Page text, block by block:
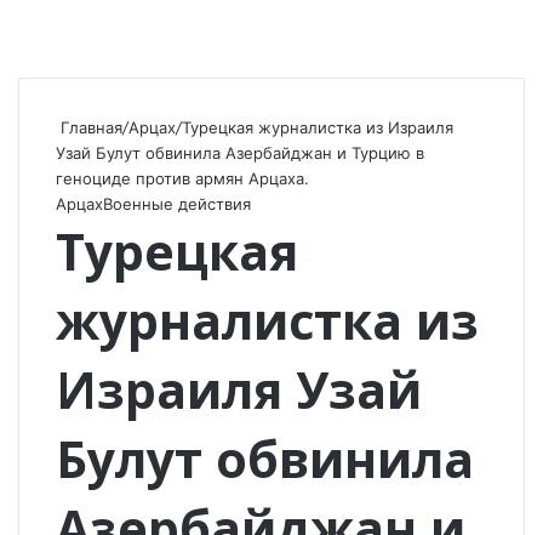
Главная/Арцах/Турецкая журналистка из Израиля
Узай Булут обвинила Азербайджан и Турцию в
геноциде против армян Арцаха.
АрцахВоенные действия
Турецкая
журналистка из
Израиля Узай
Булут обвинила